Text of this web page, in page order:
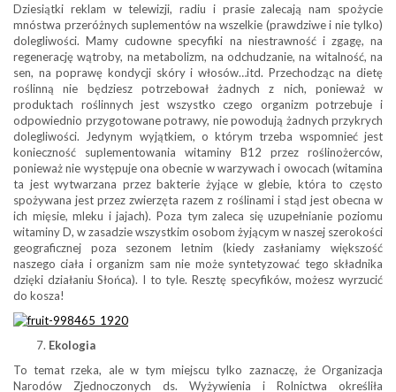
Dziesiątki reklam w telewizji, radiu i prasie zalecają nam spożycie
mnóstwa przeróżnych suplementów na wszelkie (prawdziwe i nie tylko)
dolegliwości. Mamy cudowne specyfiki na niestrawność i zgagę, na
regenerację wątroby, na metabolizm, na odchudzanie, na witalność, na
sen, na poprawę kondycji skóry i włosów…itd. Przechodząc na dietę
roślinną nie będziesz potrzebował żadnych z nich, ponieważ w
produktach roślinnych jest wszystko czego organizm potrzebuje i
odpowiednio przygotowane potrawy, nie powodują żadnych przykrych
dolegliwości. Jedynym wyjątkiem, o którym trzeba wspomnieć jest
konieczność suplementowania witaminy B12 przez roślinożerców,
ponieważ nie występuje ona obecnie w warzywach i owocach (witamina
ta jest wytwarzana przez bakterie żyjące w glebie, która to często
spożywana jest przez zwierzęta razem z roślinami i stąd jest obecna w
ich mięsie, mleku i jajach). Poza tym zaleca się uzupełnianie poziomu
witaminy D, w zasadzie wszystkim osobom żyjącym w naszej szerokości
geograficznej poza sezonem letnim (kiedy zasłaniamy większość
naszego ciała i organizm sam nie może syntetyzować tego składnika
dzięki działaniu Słońca). I to tyle. Resztę specyfików, możesz wyrzucić
do kosza!
Ekologia
To temat rzeka, ale w tym miejscu tylko zaznaczę, że Organizacja
Narodów Zjednoczonych ds. Wyżywienia i Rolnictwa określiła